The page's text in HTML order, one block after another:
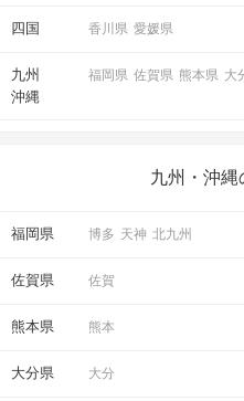
四国 香川県 愛媛県
九州
沖縄
福岡県 佐賀県 熊本県 大
九州・沖縄
福岡県 博多 天神 北九州
佐賀県 佐賀
熊本県 熊本
大分県 大分